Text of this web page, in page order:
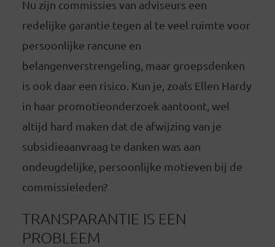
Nu zijn commissies van adviseurs een
redelijke garantie tegen al te veel ruimte voor
persoonlijke rancune en
belangenverstrengeling, maar groepsdenken
is ook daar een risico. Kun je, zoals Ellen Hardy
in haar promotieonderzoek aantoont, wel
altijd hard maken dat de afwijzing van je
subsidieaanvraag te danken was aan
ondeugdelijke, persoonlijke motieven bij de
commissieleden?
TRANSPARANTIE IS EEN
PROBLEEM